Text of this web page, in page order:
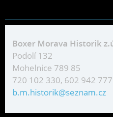
Boxer Morava Historik
Podolí 132
Mohelnice 789 85
720 102 330, 602 942 777
b.m.historik@seznam.cz